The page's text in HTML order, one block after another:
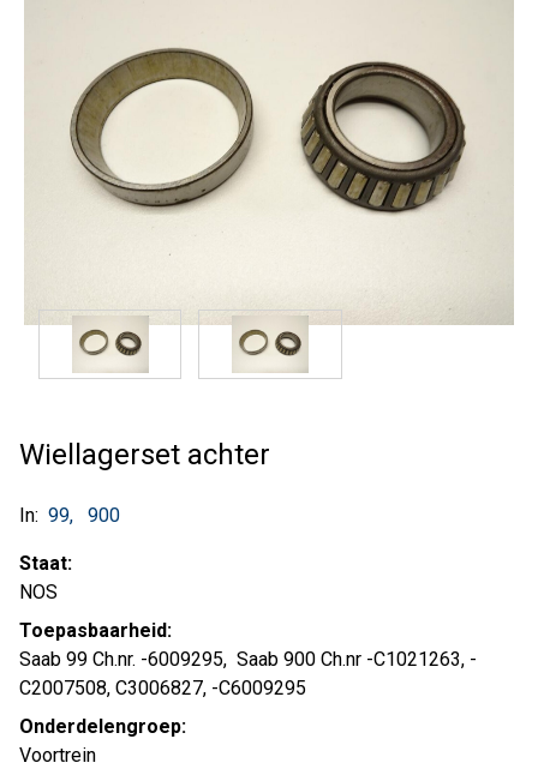
Wiellagerset achter
In: 99 900
Staat:
NOS
Toepasbaarheid:
Saab 99 Ch.nr. -6009295, Saab 900 Ch.nr -C1021263, -
C2007508, C3006827, -C6009295
Onderdelengroep:
Voortrein